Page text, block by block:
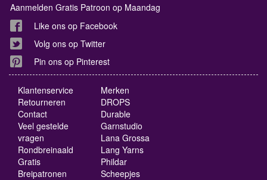
Aanmelden Gratis Patroon op Maandag
Like ons op Facebook
Volg ons op Twitter
Pin ons op Pinterest
Klantenservice
Retourneren
Contact
Veel gestelde
vragen
Rondbreinaald
Gratis
Breipatronen
Merken
DROPS
Durable
Garnstudio
Lana Grossa
Lang Yarns
Phildar
Scheepjes